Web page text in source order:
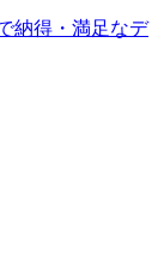
納得・満足なデ